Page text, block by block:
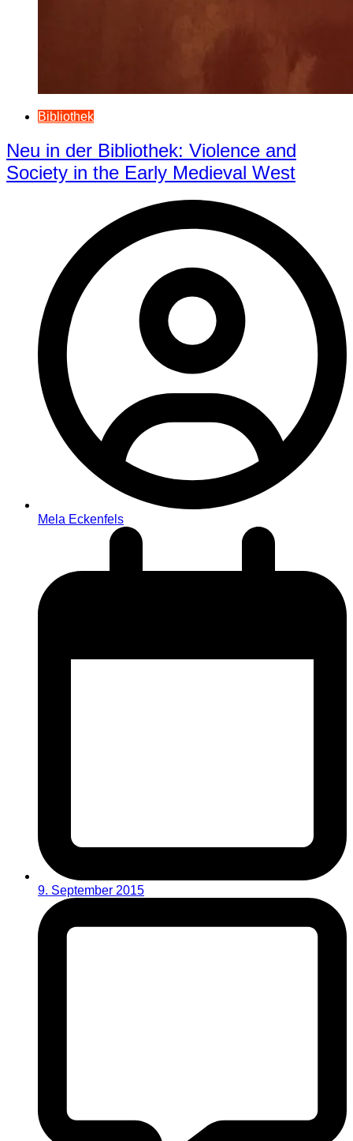
Bibliothek
Neu in der Bibliothek: Violence and
Society in the Early Medieval West
Mela Eckenfels
9. September 2015